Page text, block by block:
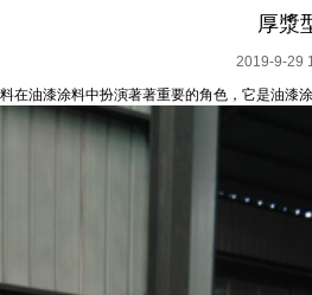
厚漿
2019-9-29
在油漆涂料中扮演著著重要的角色，它是油漆